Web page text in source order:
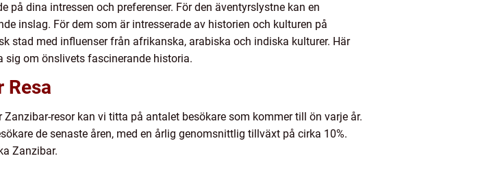
på dina intressen och preferenser. För den äventyrslystne kan en
inslag. För dem som är intresserade av historien och kulturen på
stad med influenser från afrikanska, arabiska och indiska kulturer. Här
sig om önslivets fascinerande historia.
Resa
resor kan vi titta på antalet besökare som kommer till ön varje år.
de senaste åren, med en årlig genomsnittlig tillväxt på cirka 10%.
Zanzibar.